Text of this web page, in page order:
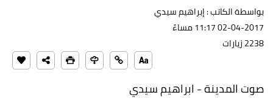
بواسطة الكاتب : إبراهيم سيدي
02-04-2017 11:17 مساءً
2238 زيارات
صوت المدينة - ابراهيم سيدي